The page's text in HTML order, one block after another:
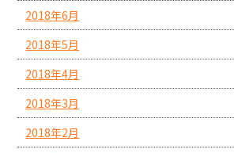
2018年6月
2018年5月
2018年4月
2018年3月
2018年2月